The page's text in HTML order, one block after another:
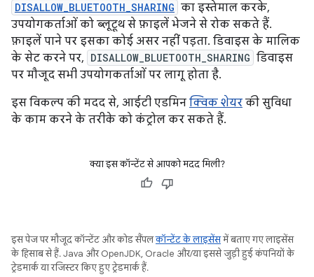
DISALLOW_BLUETOOTH_SHARING का इस्तेमाल करके,
उपयोगकर्ताओं को ब्लूटूथ से फ़ाइलें भेजने से रोक सकते हैं.
फ़ाइलें पाने पर इसका कोई असर नहीं पड़ता. डिवाइस के मालिक
के सेट करने पर, DISALLOW_BLUETOOTH_SHARING डिवाइस
पर मौजूद सभी उपयोगकर्ताओं पर लागू होता है.
इस विकल्प की मदद से, आईटी एडमिन क्विक शेयर की सुविधा
के काम करने के तरीके को कंट्रोल कर सकते हैं.
क्या इस कॉन्टेंट से आपको मदद मिली?
इस पेज पर मौजूद कॉन्टेंट और कोड सैंपलकॉन्टेंट के लाइसेंसमें बताए गए लाइसेंस
के हिसाब से हैं. Java और OpenJDK, Oracle और/या इससे जुड़ी हुई कंपनियों के
ट्रेडमार्क या रजिस्टर किए हुए ट्रेडमार्क हैं.